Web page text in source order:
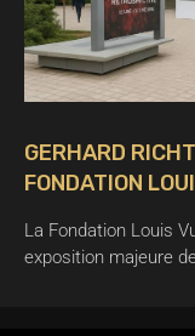
GERHARD
FONDATION
La Fondation Louis
exposition majeure